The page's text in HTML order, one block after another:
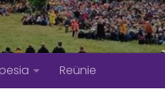
Reünie